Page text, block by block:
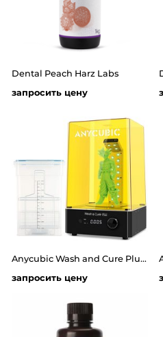
Dental Peach Harz Labs
запросить цену
Anycubic Wash and Cure Plus - УФ-камера и мойка
запросить цену